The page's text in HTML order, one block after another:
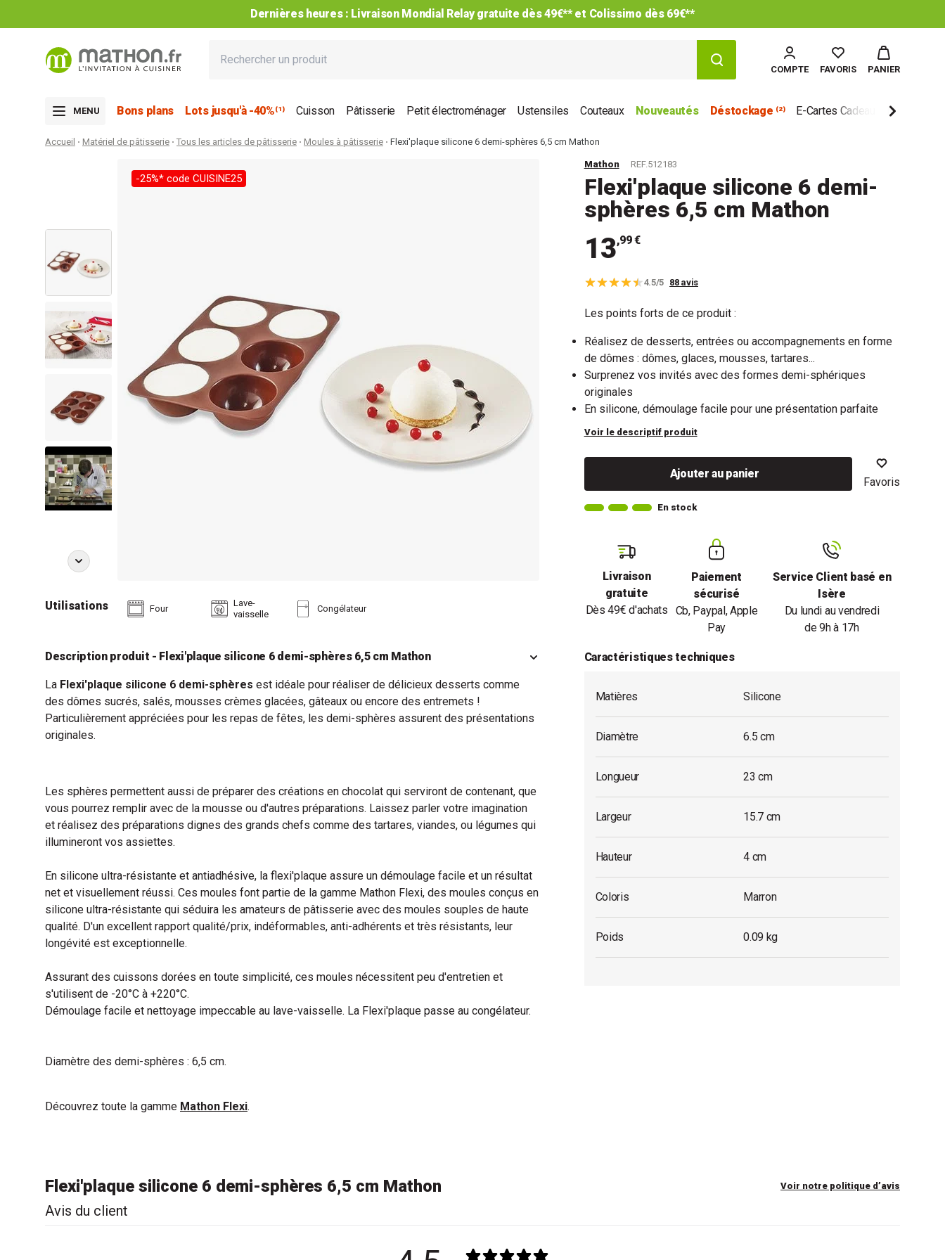
-25% sur le 2ème et les suivants* : code CUISINE25
COMPTE FAVORIS PANIER
MENU Bons plans Lots jusqu'à -40%⁽¹⁾ Cuisson Pâtisserie Petit électroménager Ustensiles Couteaux Nouveautés Déstockage ⁽²⁾ E-Cartes Cadeau Marques
Accueil Matériel de pâtisserie Tous les articles de pâtisserie Moules à pâtisserie Flexi'plaque silicone 6 demi-sphères 6,5 cm Mathon
-25%* code CUISINE25
Mathon REF.512183
Flexi'plaque silicone 6 demi-
sphères 6,5 cm Mathon
13,99 €
4.5/5 88 avis
Les points forts de ce produit :
Réalisez de desserts, entrées ou accompagnements en forme
de dômes : dômes, glaces, mousses, tartares...
Surprenez vos invités avec des formes demi-sphériques
originales
En silicone, démoulage facile pour une présentation parfaite
Voir le descriptif produit
Ajouter au panier
Favoris
En stock
Livraison
gratuite
Dès 49€ d'achats
Paiement
sécurisé
Cb, Paypal, Apple
Pay
Service Client basé en
Isère
Du lundi au vendredi
de 9h à 17h
Caractéristiques techniques
Matières Silicone
Diamètre 6.5 cm
Longueur 23 cm
Largeur 15.7 cm
Hauteur 4 cm
Coloris Marron
Poids 0.09 kg
Utilisations Four
Lave-
vaisselle
Congélateur
Description produit - Flexi'plaque silicone 6 demi-sphères 6,5 cm Mathon
La Flexi'plaque silicone 6 demi-sphères est idéale pour réaliser de délicieux desserts comme
des dômes sucrés, salés, mousses crèmes glacées, gâteaux ou encore des entremets !
Particulièrement appréciées pour les repas de fêtes, les demi-sphères assurent des présentations
originales.
Les sphères permettent aussi de préparer des créations en chocolat qui serviront de contenant, que
vous pourrez remplir avec de la mousse ou d'autres préparations. Laissez parler votre imagination
et réalisez des préparations dignes des grands chefs comme des tartares, viandes, ou légumes qui
illumineront vos assiettes.
En silicone ultra-résistante et antiadhésive, la flexi'plaque assure un démoulage facile et un résultat
net et visuellement réussi. Ces moules font partie de la gamme Mathon Flexi, des moules conçus en
silicone ultra-résistante qui séduira les amateurs de pâtisserie avec des moules souples de haute
qualité. D'un excellent rapport qualité/prix, indéformables, anti-adhérents et très résistants, leur
longévité est exceptionnelle.
Assurant des cuissons dorées en toute simplicité, ces moules nécessitent peu d'entretien et
s'utilisent de -20°C à +220°C.
Démoulage facile et nettoyage impeccable au lave-vaisselle. La Flexi'plaque passe au congélateur.
Diamètre des demi-sphères : 6,5 cm.
Découvrez toute la gamme Mathon Flexi.
Flexi'plaque silicone 6 demi-sphères 6,5 cm Mathon Voir notre politique d’avis
Avis du client